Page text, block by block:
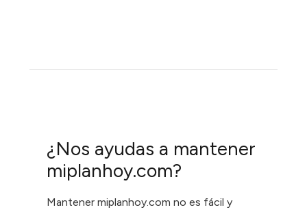
¿Nos ayudas a mantener
miplanhoy.com?
Mantener miplanhoy.com no es fácil y